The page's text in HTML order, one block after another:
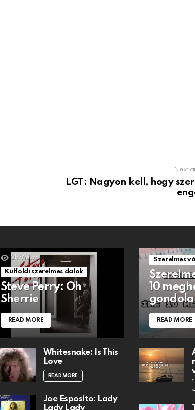
Next
LGT: Nagyon kell, hogy
2k Views
Külföldi szerelmes dalok
Steve Perry: Oh
Sherrie
READ MORE
Whitesnake: Is This
Love
READ MORE
Joe Esposito: Lady
Lady Lady
Szerelmes
10
READ MORE